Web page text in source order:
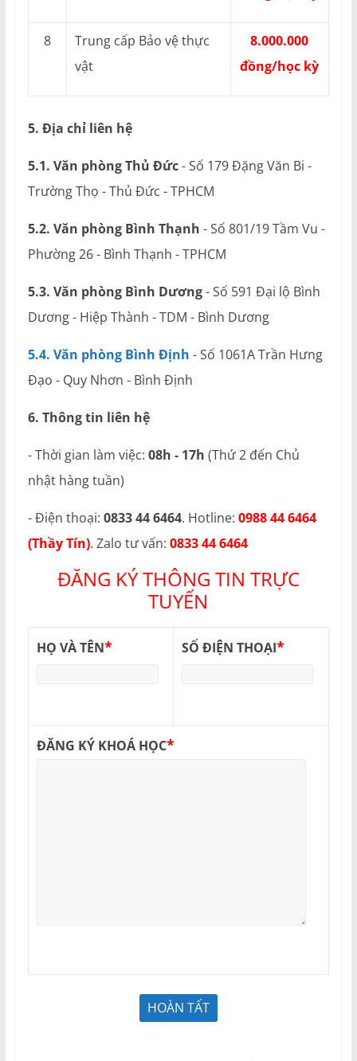
8
Trung cấp Bảo vệ thực
vật
8.000.000
đồng/học kỳ
5. Địa chỉ liên hệ
5.1. Văn phòng Thủ Đức- Số 179 Đặng Văn Bi -
Trường Thọ - Thủ Đức - TPHCM
5.2. Văn phòng Bình Thạnh - Số 801/19 Tầm Vu -
Phường 26 - Bình Thạnh - TPHCM
5.3. Văn phòng Bình Dương- Số 591 Đại lộ Bình
Dương - Hiệp Thành - TDM - Bình Dương
5.4. Văn phòng Bình Định - Số 1061A Trần Hưng
Đạo - Quy Nhơn - Bình Định
6. Thông tin liên hệ
- Thời gian làm việc: 08h - 17h (Thứ 2 đến Chủ
nhật hàng tuần)
- Điện thoại: 0833 44 6464. Hotline: 0988 44 6464
(Thầy Tín). Zalo tư vấn: 0833 44 6464
ĐĂNG KÝ THÔNG TIN TRỰC
TUYẾN
HỌ VÀ TÊN* SỐ ĐIỆN THOẠI*
ĐĂNG KÝ KHOÁ HỌC*